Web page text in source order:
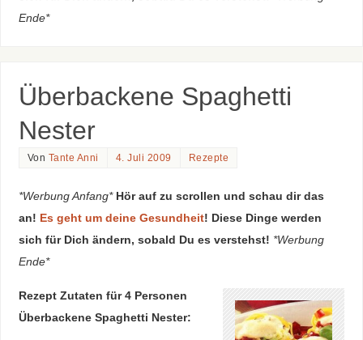
Ende*
Überbackene Spaghetti
Nester
Von Tante Anni 4. Juli 2009 Rezepte
*Werbung Anfang* Hör auf zu scrollen und schau dir das
an! Es geht um deine Gesundheit! Diese Dinge werden
sich für Dich ändern, sobald Du es verstehst! *Werbung
Ende*
Rezept Zutaten für 4 Personen
Überbackene Spaghetti Nester: